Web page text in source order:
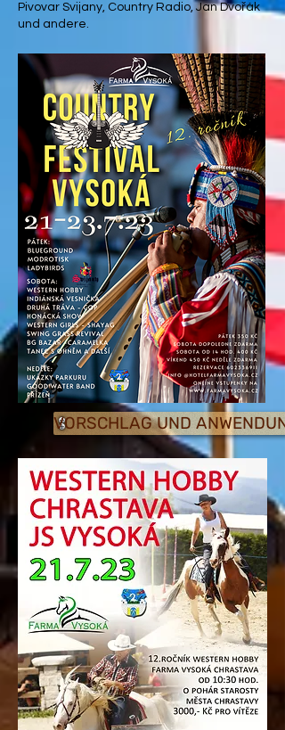
Pivovar Svijany, Country Radio, Jan Dvořák
und andere.
VORSCHLAG UND